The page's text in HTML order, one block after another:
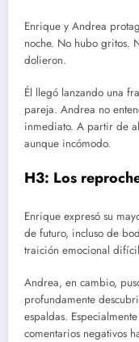
Enrique y Andrea
noche. No hubo gritos.
dolieron.
Él llegó lanzando una
pareja. Andrea no
inmediato. A partir de
aunque incómodo.
H3: Los
Enrique expresó su
de futuro, incluso de
traición emocional
Andrea, en cambio,
profundamente
espaldas.
comentarios negativos